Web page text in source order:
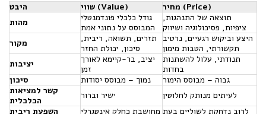
היבט שווי (Value)
מחיר (Price)
מהות
גודל כלכלי פונדמנטלי
המבוסס על נתוני אמת
תוצאה של התנהגות,
ציפיות, פסיכולוגיה ושיווק
מקור
תזרים, תשואה, ריבית,
סיכון, יכולת החזר
היצע וביקוש רגעיים, נרטיב
תקשורתי, הטבות מימון
יציבות
יציב, בר-קיימא לאורך
זמן
תנודתי, עלול להשתנות
בחדות
סיכון
נמוך – מבוסס יסודות
גבוה – מבוסס הימור
קשר למציאות
הכלכלית
ישיר וברור
לעיתים מנותק לחלוטין
השפעת ריבית
מחושבת כחלק אינטגרלי לרוב נדחקת לשוליים בעת